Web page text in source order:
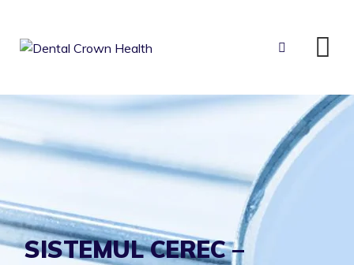
content
SISTEMUL CEREC –